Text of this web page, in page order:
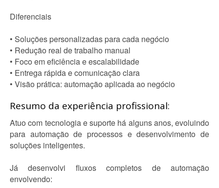
Diferenciais
• Soluções personalizadas para cada negócio
• Redução real de trabalho manual
• Foco em eficiência e escalabilidade
• Entrega rápida e comunicação clara
• Visão prática: automação aplicada ao negócio
Resumo da experiência profissional:
Atuo com tecnologia e suporte há alguns anos, evoluindo
para automação de processos e desenvolvimento de
soluções inteligentes.
Já desenvolvi fluxos completos de automação
envolvendo: